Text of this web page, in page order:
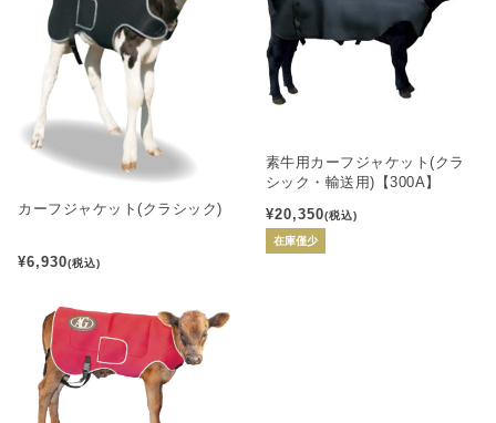
カーフジャケット(クラシック)
¥6,930(税込)
素牛用カーフジャケット(クラ
シック・輸送用)【300A】
¥20,350(税込)
在庫僅少